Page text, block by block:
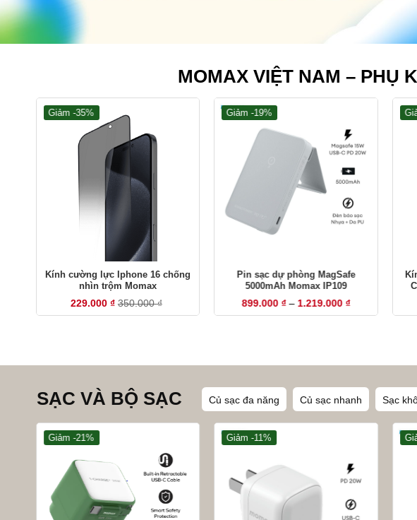
MOMAX VIỆT NAM – PHỤ
Giảm -35%
Kính cường lực Iphone 16 chống
nhìn trộm Momax
229.000 ₫ 350.000₫
Giảm -19%
Pin sạc dự phòng MagSafe
5000mAh Momax IP109
899.000 ₫ – 1.219.000 ₫Khoảng
giá:
SẠC VÀ BỘ SẠC Củ sạc đa năng Củ sạc nhanh Sạc
Giảm -21% Giảm -11%